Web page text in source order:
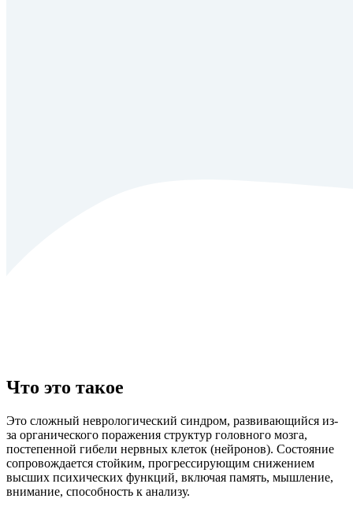
Что это такое
Это сложный неврологический синдром, развивающийся из-
за органического поражения структур головного мозга,
постепенной гибели нервных клеток (нейронов). Состояние
сопровождается стойким, прогрессирующим снижением
высших психических функций, включая память, мышление,
внимание, способность к анализу.